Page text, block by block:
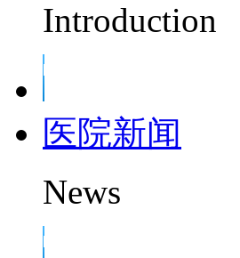
Introduction
医院新闻
News